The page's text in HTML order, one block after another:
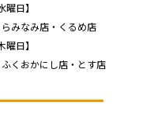
曜日】
みなみ店・くるめ店
曜日】
くおかにし店・とす店